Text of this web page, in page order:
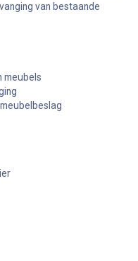
van bestaande
meubels